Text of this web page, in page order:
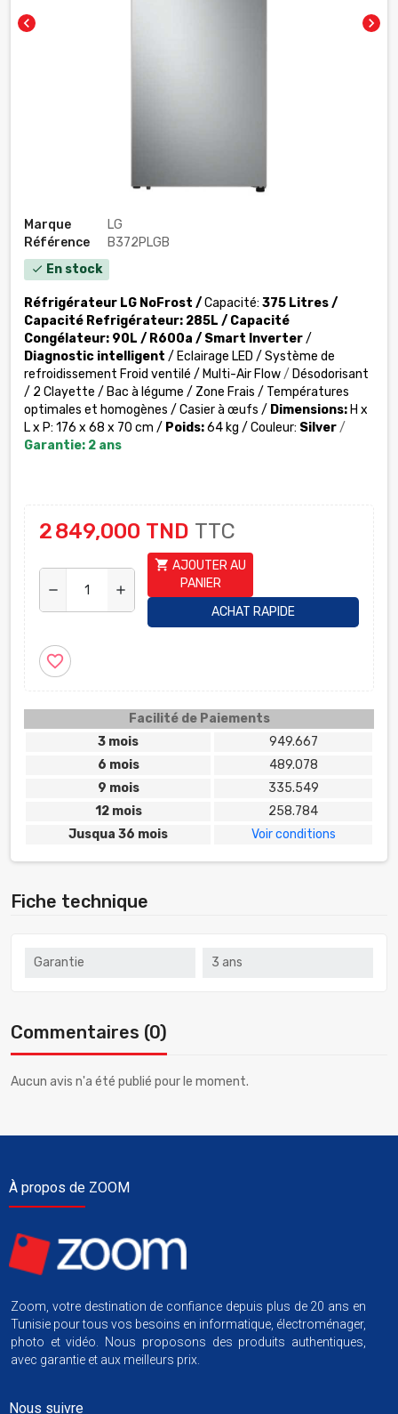
chevron_left chevron_right
Marque
LG
Référence
B372PLGB
check En stock
Réfrigérateur LG NoFrost /Capacité: 375 Litres/
Capacité Refrigérateur: 285L / Capacité
Congélateur: 90L / R600a / Smart Inverter/
Diagnostic intelligent / Eclairage LED / Système de
refroidissement Froid ventilé / Multi-Air Flow/ Désodorisant
/ 2 Clayette / Bac à légume / Zone Frais / Températures
optimales et homogènes / Casier à œufs / Dimensions: H x
L x P: 176 x 68 x 70 cm / Poids:64 kg / Couleur: Silver/
Garantie: 2 ans
2 849,000 TND TTC
remove add
shopping_cart AJOUTER AU
PANIER
ACHAT RAPIDE
favorite_border
Facilité de Paiements
3 mois
949.667
6 mois
489.078
9 mois
335.549
12 mois
258.784
Jusqua 36 mois
Voir conditions
Fiche technique
Garantie 3 ans
Commentaires (0)
Aucun avis n'a été publié pour le moment.
À propos de ZOOM
Zoom, votre destination de confiance depuis plus de 20 ans en
Tunisie pour tous vos besoins en informatique, électroménager,
photo et vidéo. Nous proposons des produits authentiques,
avec garantie et aux meilleurs prix.
Nous suivre